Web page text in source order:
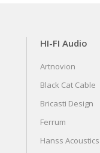
HI-FI Audio
Artnovion
Black Cat Cable
Bricasti Design
Ferrum
Hanss Acoustics